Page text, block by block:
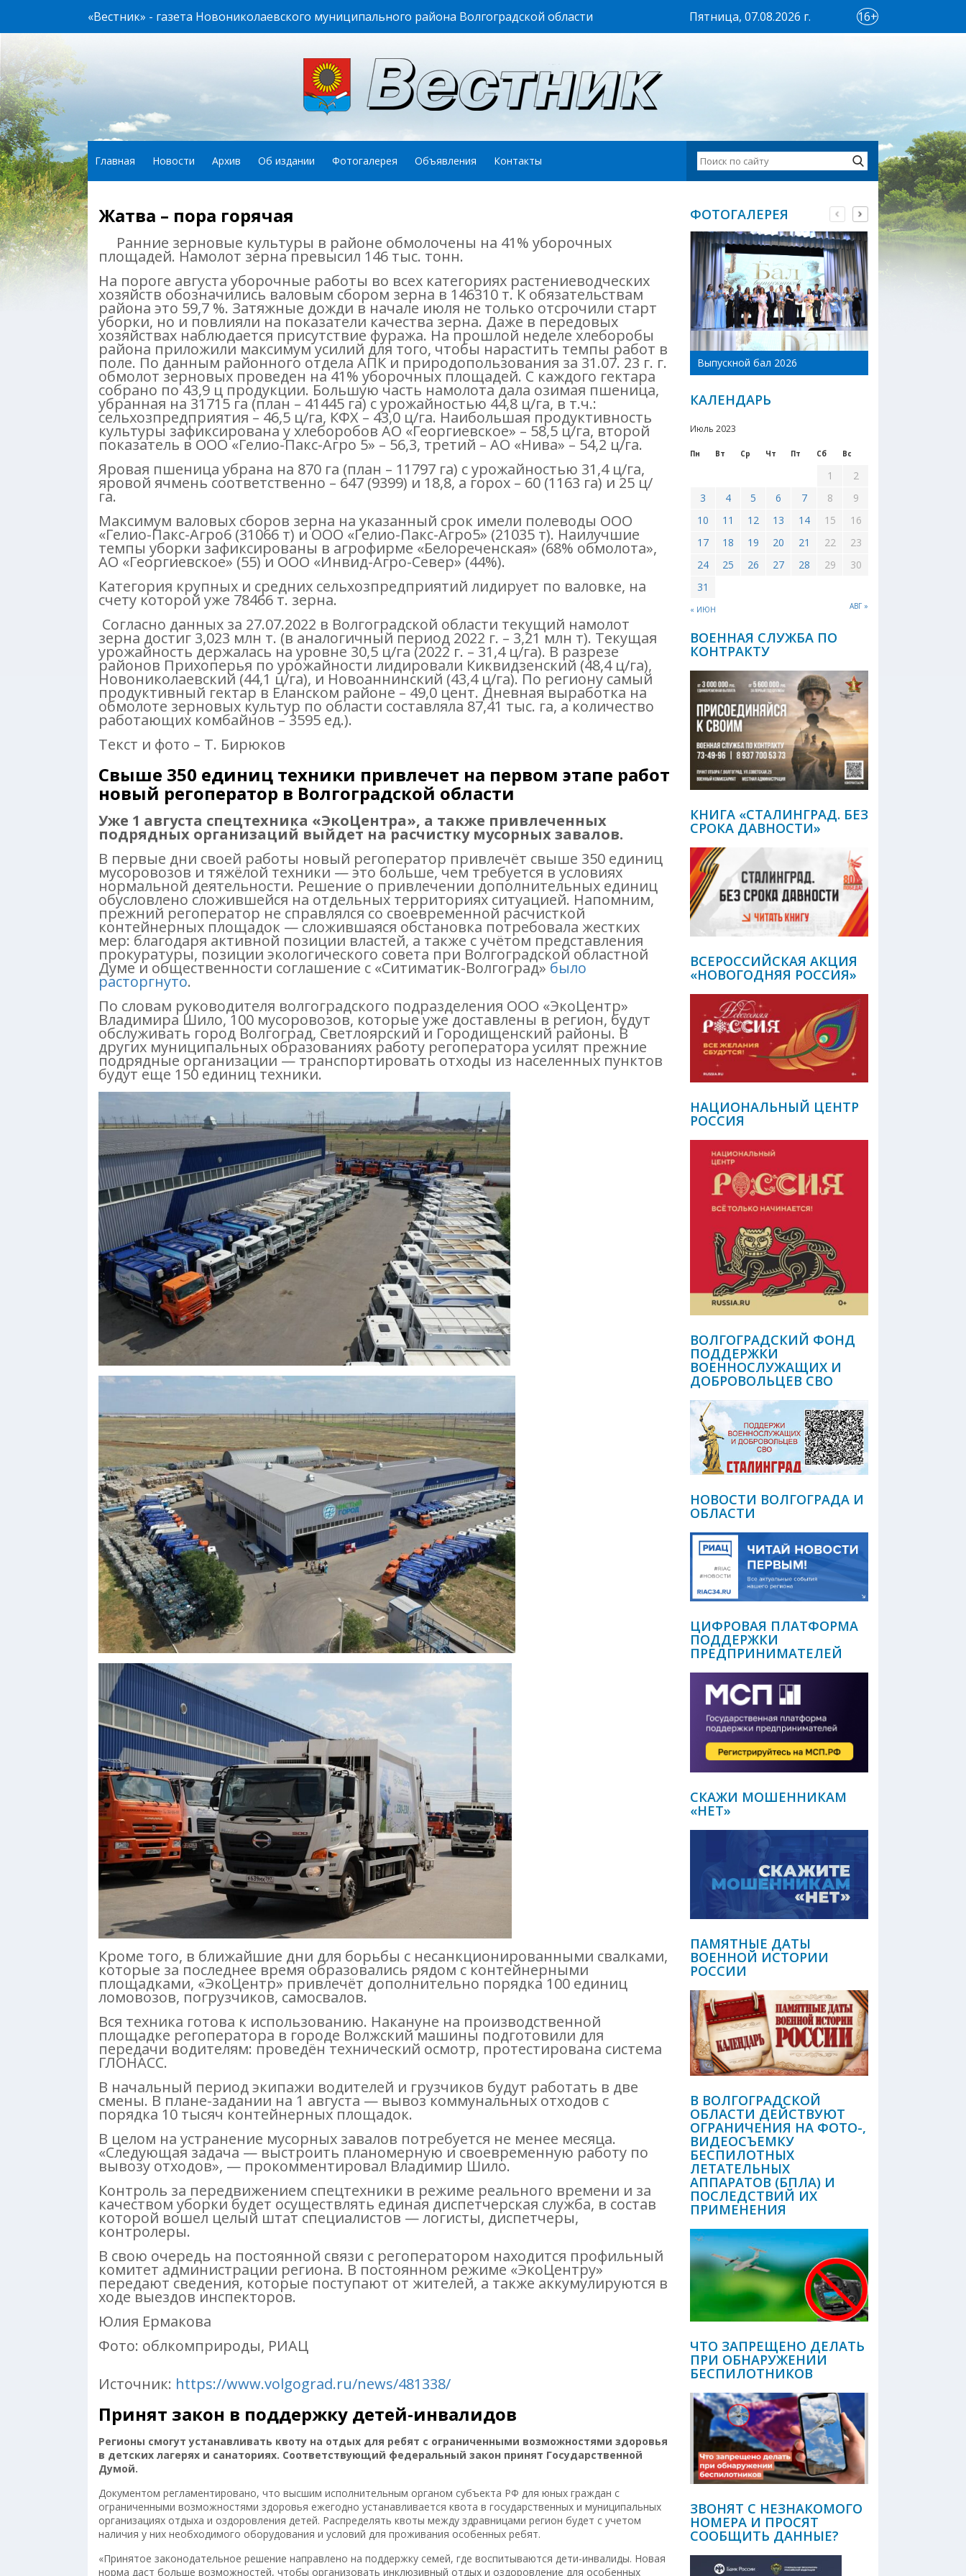
«Вестник» - газета Новониколаевского муниципального района Волгоградской области Пятница, 07.08.2026 г. 16+
Главная Новости Архив Об издании Фотогалерея Объявления Контакты
Жатва – пора горячая
Ранние зерновые культуры в районе обмолочены на 41% уборочных
площадей. Намолот зерна превысил 146 тыс. тонн.
На пороге августа уборочные работы во всех категориях растениеводческих
хозяйств обозначились валовым сбором зерна в 146310 т. К обязательствам
района это 59,7 %. Затяжные дожди в начале июля не только отсрочили старт
уборки, но и повлияли на показатели качества зерна. Даже в передовых
хозяйствах наблюдается присутствие фуража. На прошлой неделе хлеборобы
района приложили максимум усилий для того, чтобы нарастить темпы работ в
поле. По данным районного отдела АПК и природопользования за 31.07. 23 г. г.
обмолот зерновых проведен на 41% уборочных площадей. С каждого гектара
собрано по 43,9 ц продукции. Большую часть намолота дала озимая пшеница,
убранная на 31715 га (план – 41445 га) с урожайностью 44,8 ц/га, в т.ч.:
сельхозпредприятия – 46,5 ц/га, КФХ – 43,0 ц/га. Наибольшая продуктивность
культуры зафиксирована у хлеборобов АО «Георгиевское» – 58,5 ц/га, второй
показатель в ООО «Гелио-Пакс-Агро 5» – 56,3, третий – АО «Нива» – 54,2 ц/га.
Яровая пшеница убрана на 870 га (план – 11797 га) с урожайностью 31,4 ц/га,
яровой ячмень соответственно – 647 (9399) и 18,8, а горох – 60 (1163 га) и 25 ц/
га.
Максимум валовых сборов зерна на указанный срок имели полеводы ООО
«Гелио-Пакс-Агро6 (31066 т) и ООО «Гелио-Пакс-Агро5» (21035 т). Наилучшие
темпы уборки зафиксированы в агрофирме «Белореченская» (68% обмолота»,
АО «Георгиевское» (55) и ООО «Инвид-Агро-Север» (44%).
Категория крупных и средних сельхозпредприятий лидирует по валовке, на
счету которой уже 78466 т. зерна.
Согласно данных за 27.07.2022 в Волгоградской области текущий намолот
зерна достиг 3,023 млн т. (в аналогичный период 2022 г. – 3,21 млн т). Текущая
урожайность держалась на уровне 30,5 ц/га (2022 г. – 31,4 ц/га). В разрезе
районов Прихоперья по урожайности лидировали Киквидзенский (48,4 ц/га),
Новониколаевский (44,1 ц/га), и Новоаннинский (43,4 ц/га). По региону самый
продуктивный гектар в Еланском районе – 49,0 цент. Дневная выработка на
обмолоте зерновых культур по области составляла 87,41 тыс. га, а количество
работающих комбайнов – 3595 ед.).
Текст и фото – Т. Бирюков
Свыше 350 единиц техники привлечет на первом этапе работ
новый регоператор в Волгоградской области
Уже 1 августа спецтехника «ЭкоЦентра», а также привлеченных
подрядных организаций выйдет на расчистку мусорных завалов.
В первые дни своей работы новый регоператор привлечёт свыше 350 единиц
мусоровозов и тяжёлой техники — это больше, чем требуется в условиях
нормальной деятельности. Решение о привлечении дополнительных единиц
обусловлено сложившейся на отдельных территориях ситуацией. Напомним,
прежний регоператор не справлялся со своевременной расчисткой
контейнерных площадок — сложившаяся обстановка потребовала жестких
мер: благодаря активной позиции властей, а также с учётом представления
прокуратуры, позиции экологического совета при Волгоградской областной
Думе и общественности соглашение с «Ситиматик-Волгоград» было
расторгнуто.
По словам руководителя волгоградского подразделения ООО «ЭкоЦентр»
Владимира Шило, 100 мусоровозов, которые уже доставлены в регион, будут
обслуживать город Волгоград, Светлоярский и Городищенский районы. В
других муниципальных образованиях работу регоператора усилят прежние
подрядные организации — транспортировать отходы из населенных пунктов
будут еще 150 единиц техники.
Кроме того, в ближайшие дни для борьбы с несанкционированными свалками,
которые за последнее время образовались рядом с контейнерными
площадками, «ЭкоЦентр» привлечёт дополнительно порядка 100 единиц
ломовозов, погрузчиков, самосвалов.
Вся техника готова к использованию. Накануне на производственной
площадке регоператора в городе Волжский машины подготовили для
передачи водителям: проведён технический осмотр, протестирована система
ГЛОНАСС.
В начальный период экипажи водителей и грузчиков будут работать в две
смены. В плане-задании на 1 августа — вывоз коммунальных отходов с
порядка 10 тысяч контейнерных площадок.
В целом на устранение мусорных завалов потребуется не менее месяца.
«Следующая задача — выстроить планомерную и своевременную работу по
вывозу отходов», — прокомментировал Владимир Шило.
Контроль за передвижением спецтехники в режиме реального времени и за
качеством уборки будет осуществлять единая диспетчерская служба, в состав
которой вошел целый штат специалистов — логисты, диспетчеры,
контролеры.
В свою очередь на постоянной связи с регоператором находится профильный
комитет администрации региона. В постоянном режиме «ЭкоЦентру»
передают сведения, которые поступают от жителей, а также аккумулируются в
ходе выездов инспекторов.
Юлия Ермакова
Фото: облкомприроды, РИАЦ
Источник: https://www.volgograd.ru/news/481338/
Принят закон в поддержку детей-инвалидов
Регионы смогут устанавливать квоту на отдых для ребят с ограниченными возможностями здоровья
в детских лагерях и санаториях. Соответствующий федеральный закон принят Государственной
Думой.
Документом регламентировано, что высшим исполнительным органом субъекта РФ для юных граждан с
ограниченными возможностями здоровья ежегодно устанавливается квота в государственных и муниципальных
организациях отдыха и оздоровления детей. Распределять квоты между здравницами регион будет с учетом
наличия у них необходимого оборудования и условий для проживания особенных ребят.
«Принятое законодательное решение направлено на поддержку семей, где воспитываются дети-инвалиды. Новая
норма даст больше возможностей, чтобы организовать инклюзивный отдых и оздоровление для особенных
ФОТОГАЛЕРЕЯ
Выпускной бал 2026
КАЛЕНДАРЬ
Июль 2023
Пн Вт Ср Чт Пт Сб Вс
« ИЮН АВГ »
1
2
3
4 5 6 7 8
9
10
11 12 13 14 15
16
17
18 19 20 21 22
23
24
25 26 27 28 29
30
31
ВОЕННАЯ СЛУЖБА ПО
КОНТРАКТУ
КНИГА «СТАЛИНГРАД. БЕЗ
СРОКА ДАВНОСТИ»
ВСЕРОССИЙСКАЯ АКЦИЯ
«НОВОГОДНЯЯ РОССИЯ»
НАЦИОНАЛЬНЫЙ ЦЕНТР
РОССИЯ
ВОЛГОГРАДСКИЙ ФОНД
ПОДДЕРЖКИ
ВОЕННОСЛУЖАЩИХ И
ДОБРОВОЛЬЦЕВ СВО
НОВОСТИ ВОЛГОГРАДА И
ОБЛАСТИ
ЦИФРОВАЯ ПЛАТФОРМА
ПОДДЕРЖКИ
ПРЕДПРИНИМАТЕЛЕЙ
СКАЖИ МОШЕННИКАМ
«НЕТ»
ПАМЯТНЫЕ ДАТЫ
ВОЕННОЙ ИСТОРИИ
РОССИИ
В ВОЛГОГРАДСКОЙ
ОБЛАСТИ ДЕЙСТВУЮТ
ОГРАНИЧЕНИЯ НА ФОТО-,
ВИДЕОСЪЕМКУ
БЕСПИЛОТНЫХ
ЛЕТАТЕЛЬНЫХ
АППАРАТОВ (БПЛА) И
ПОСЛЕДСТВИЙ ИХ
ПРИМЕНЕНИЯ
ЧТО ЗАПРЕЩЕНО ДЕЛАТЬ
ПРИ ОБНАРУЖЕНИИ
БЕСПИЛОТНИКОВ
ЗВОНЯТ С НЕЗНАКОМОГО
НОМЕРА И ПРОСЯТ
СООБЩИТЬ ДАННЫЕ?